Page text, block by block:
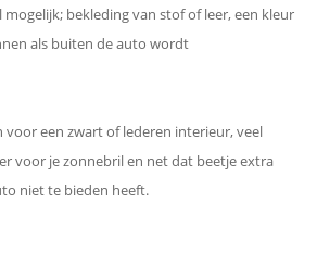
bekleding van stof of leer, een kleur
als buiten de auto wordt
voor een zwart of lederen interieur, veel
voor je zonnebril en net dat beetje extra
niet te bieden heeft.